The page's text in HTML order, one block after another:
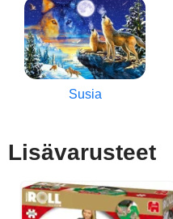
Susia
Lisävarusteet